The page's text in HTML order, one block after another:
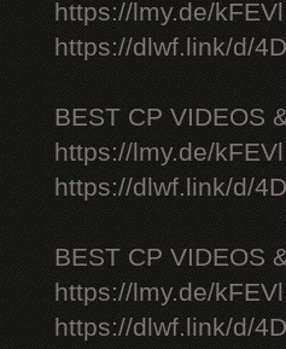
https://lmy.de/kFEVl
https://dlwf.link/d/
BEST CP VIDEOS
https://lmy.de/kFEVl
https://dlwf.link/d/
BEST CP VIDEOS
https://lmy.de/kFEVl
https://dlwf.link/d/